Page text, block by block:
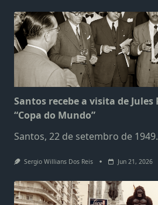
Santos recebe a visita de
“Copa do Mundo”
Santos, 22 de setembro de
Sergio Willians Dos Reis Jun 21, 2026